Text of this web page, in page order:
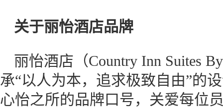
关于丽怡酒店品牌
丽怡酒店（Country Inn Suites
承“以人为本，追求极致自由”的
心怡之所的品牌口号，关爱每位